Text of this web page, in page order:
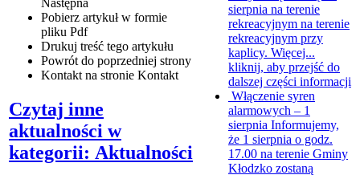
Pobierz artykuł w formie
pliku Pdf
Drukuj treść tego artykułu
Powrót do poprzedniej strony
Kontakt na stronie Kontakt
Czytaj inne
aktualności w
kategorii: Aktualności
sierpnia na terenie
rekreacyjnym na terenie
rekreacyjnym przy
kaplicy. Więcej...
kliknij, aby przejść do
dalszej części informacji
Włączenie syren
alarmowych – 1
sierpnia Informujemy,
że 1 sierpnia o godz.
17.00 na terenie Gminy
Kłodzko zostaną